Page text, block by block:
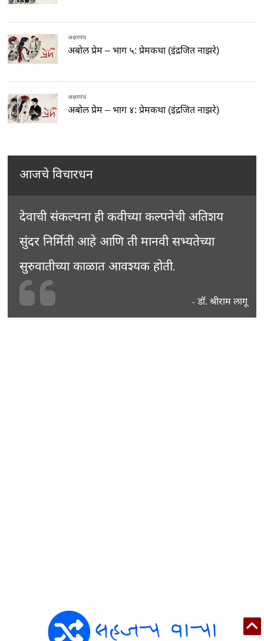
अक्षरमंच
अबोल प्रेम – भाग ५: प्रेमकथा (इंद्रजित नाझरे)
अक्षरमंच
अबोल प्रेम – भाग ४: प्रेमकथा (इंद्रजित नाझरे)
आजचे विचारधन
देवाची संकल्पना ही कवीच्या कल्पनेची अतिशय
सुंदर निर्मिती आहे आणि ती मानवी सभ्यतेच्या
सुरुवातीच्या काळात आवश्यक होती.
- डॉ. श्रीराम लागू